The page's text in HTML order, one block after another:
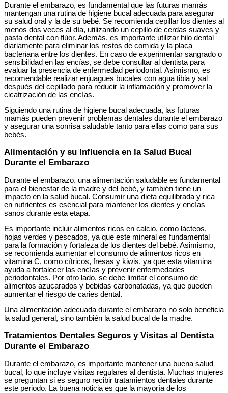
Durante el embarazo, es fundamental que las futuras mamás
mantengan una rutina de higiene bucal adecuada para asegurar
su salud oral y la de su bebé. Se recomienda cepillar los dientes al
menos dos veces al día, utilizando un cepillo de cerdas suaves y
pasta dental con flúor. Además, es importante utilizar hilo dental
diariamente para eliminar los restos de comida y la placa
bacteriana entre los dientes. En caso de experimentar sangrado o
sensibilidad en las encías, se debe consultar al dentista para
evaluar la presencia de enfermedad periodontal. Asimismo, es
recomendable realizar enjuagues bucales con agua tibia y sal
después del cepillado para reducir la inflamación y promover la
cicatrización de las encías.
Siguiendo una rutina de higiene bucal adecuada, las futuras
mamás pueden prevenir problemas dentales durante el embarazo
y asegurar una sonrisa saludable tanto para ellas como para sus
bebés.
Alimentación y su Influencia en la Salud Bucal
Durante el Embarazo
Durante el embarazo, una alimentación saludable es fundamental
para el bienestar de la madre y del bebé, y también tiene un
impacto en la salud bucal. Consumir una dieta equilibrada y rica
en nutrientes es esencial para mantener los dientes y encías
sanos durante esta etapa.
Es importante incluir alimentos ricos en calcio, como lácteos,
hojas verdes y pescados, ya que este mineral es fundamental
para la formación y fortaleza de los dientes del bebé. Asimismo,
se recomienda aumentar el consumo de alimentos ricos en
vitamina C, como cítricos, fresas y kiwis, ya que esta vitamina
ayuda a fortalecer las encías y prevenir enfermedades
periodontales. Por otro lado, se debe limitar el consumo de
alimentos azucarados y bebidas carbonatadas, ya que pueden
aumentar el riesgo de caries dental.
Una alimentación adecuada durante el embarazo no solo beneficia
la salud general, sino también la salud bucal de la madre.
Tratamientos Dentales Seguros y Visitas al Dentista
Durante el Embarazo
Durante el embarazo, es importante mantener una buena salud
bucal, lo que incluye visitas regulares al dentista. Muchas mujeres
se preguntan si es seguro recibir tratamientos dentales durante
este periodo. La buena noticia es que la mayoría de los